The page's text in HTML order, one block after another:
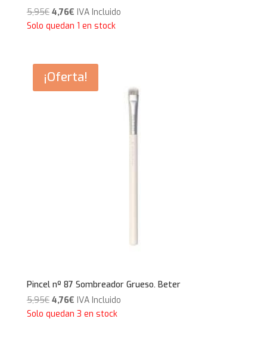
5,95€ El
precio
5,95€.
4,76€El
precio
4,76€.
IVA Incluido
Solo quedan 1 en stock
¡Oferta!
Pincel nº 87 Sombreador Grueso. Beter
5,95€ El
precio
4,76€El
precio
IVA Incluido
Solo quedan 3 en stock